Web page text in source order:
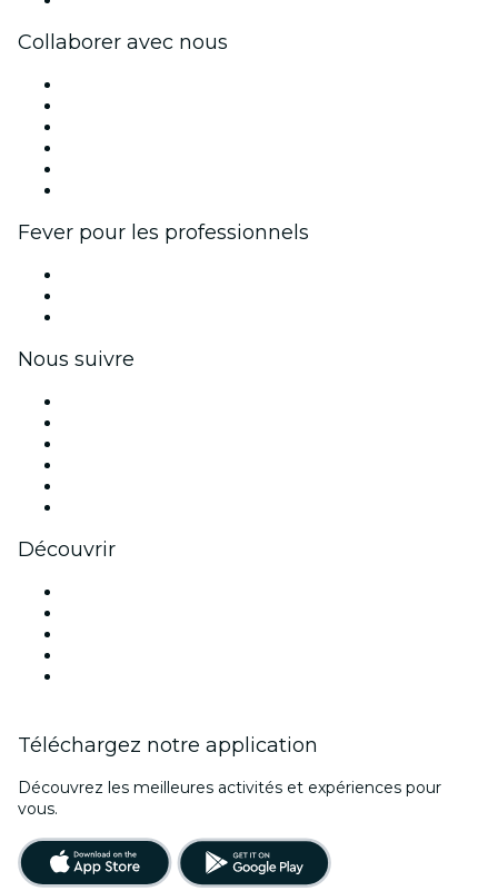
Collaborer avec nous
Fever pour les professionnels
Nous suivre
Découvrir
Téléchargez notre application
Découvrez les meilleures activités et expériences pour
vous.